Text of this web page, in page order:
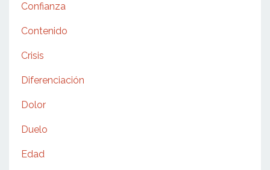
Confianza
Contenido
Crisis
Diferenciación
Dolor
Duelo
Edad